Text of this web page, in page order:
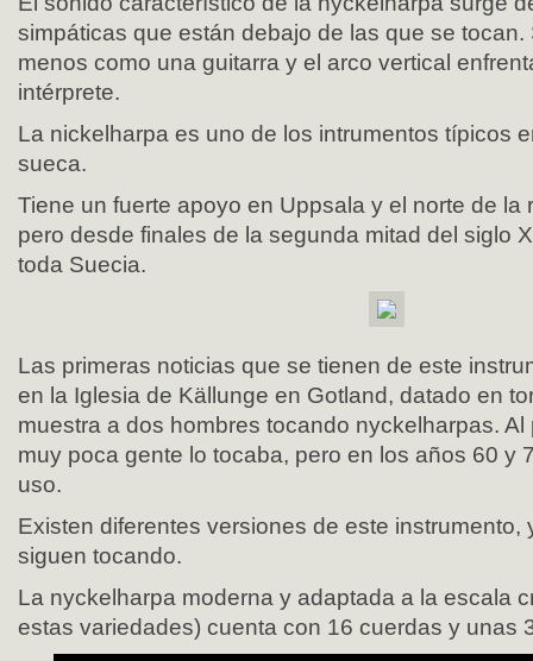
simpáticas que están debajo de las que se tocan.
menos como una guitarra y el arco vertical
intérprete.
La nickelharpa es uno de los intrumentos típicos
sueca.
Tiene un fuerte apoyo en Uppsala y el norte de la
pero desde finales de la segunda mitad del siglo
toda Suecia.
Las primeras noticias que se tienen de este
en la Iglesia de Källunge en Gotland, datado en
muestra a dos hombres tocando nyckelharpas.
muy poca gente lo tocaba, pero en los años 60 y
uso.
Existen diferentes versiones de este instrumento,
siguen tocando.
La nyckelharpa moderna y adaptada a la escala
estas variedades) cuenta con 16 cuerdas y unas